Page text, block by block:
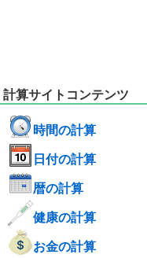
計算サイトコンテンツ
時間の計算
日付の計算
暦の計算
健康の計算
お金の計算